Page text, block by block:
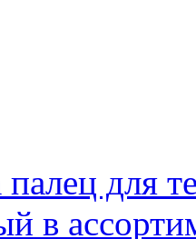
палец для
в